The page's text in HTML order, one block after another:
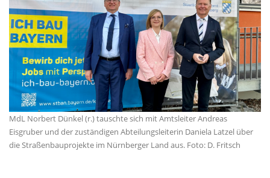
MdL Norbert Dünkel (r.) tauschte sich mit Amtsleiter Andreas
Eisgruber und der zuständigen Abteilungsleiterin Daniela Latzel über
die Straßenbauprojekte im Nürnberger Land aus. Foto: D. Fritsch